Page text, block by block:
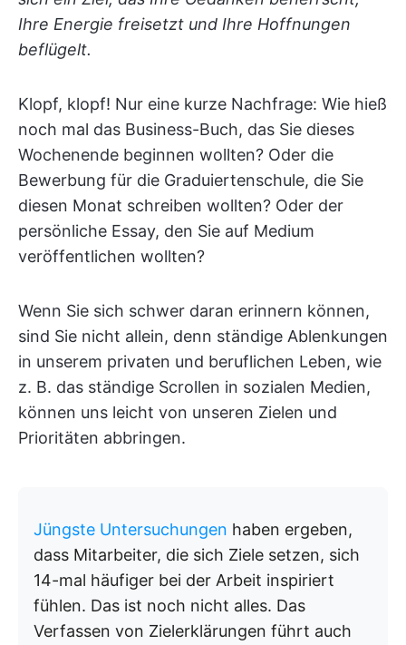
Ihre Energie freisetzt und Ihre Hoffnungen
beflügelt.
Klopf, klopf! Nur eine kurze Nachfrage: Wie hieß
noch mal das Business-Buch, das Sie dieses
Wochenende beginnen wollten? Oder die
Bewerbung für die Graduiertenschule, die Sie
diesen Monat schreiben wollten? Oder der
persönliche Essay, den Sie auf Medium
veröffentlichen wollten?
Wenn Sie sich schwer daran erinnern können,
sind Sie nicht allein, denn ständige Ablenkungen
in unserem privaten und beruflichen Leben, wie
z. B. das ständige Scrollen in sozialen Medien,
können uns leicht von unseren Zielen und
Prioritäten abbringen.
Jüngste Untersuchungen haben ergeben,
dass Mitarbeiter, die sich Ziele setzen, sich
14-mal häufiger bei der Arbeit inspiriert
fühlen. Das ist noch nicht alles. Das
Verfassen von Zielerklärungen führt auch